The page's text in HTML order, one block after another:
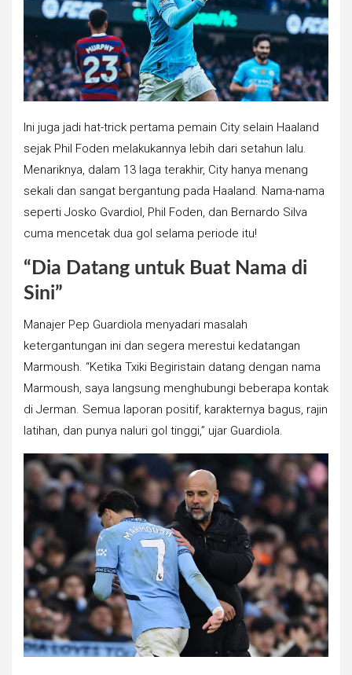
Ini juga jadi hat-trick pertama pemain City selain Haaland
sejak Phil Foden melakukannya lebih dari setahun lalu.
Menariknya, dalam 13 laga terakhir, City hanya menang
sekali dan sangat bergantung pada Haaland. Nama-nama
seperti Josko Gvardiol, Phil Foden, dan Bernardo Silva
cuma mencetak dua gol selama periode itu!
“Dia Datang untuk Buat Nama di
Sini”
Manajer Pep Guardiola menyadari masalah
ketergantungan ini dan segera merestui kedatangan
Marmoush. “Ketika Txiki Begiristain datang dengan nama
Marmoush, saya langsung menghubungi beberapa kontak
di Jerman. Semua laporan positif, karakternya bagus, rajin
latihan, dan punya naluri gol tinggi,” ujar Guardiola.